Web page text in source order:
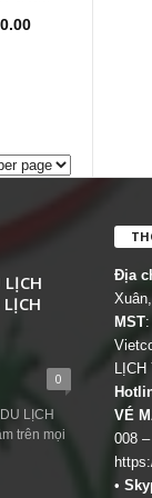
Giá
LỊCH
0
LỊCH
trên mọi
Địa
MST:
VÉ
008
•